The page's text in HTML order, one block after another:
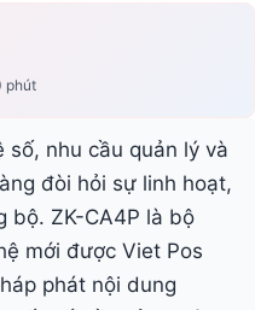
phút
số, nhu cầu quản lý và
đòi hỏi sự linh hoạt,
bộ. ZK-CA4P là bộ
mới được Viet Pos
phát nội dung